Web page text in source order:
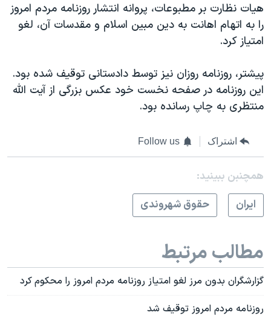
هیات نظارت بر مطبوعات، پروانه انتشار روزنامه مردم امروز
را به اتهام اهانت به دین مبین اسلام و مقدسات آن، لغو
امتیاز کرد.
پیشتر، روزنامه روزان نیز توسط دادستانی توقیف شده بود.
این روزنامه در صفحه نخست خود عکس بزرگی از آیت الله
منتظری به چاپ رسانده بود.
اشتراک Follow us
همچنبن ببینید:
ايران
حقوق شهروندی
مطالب مرتبط
گزارشگران بدون مرز لغو امتیاز روزنامه مردم امروز را محکوم کرد
روزنامه مردم امروز توقیف شد